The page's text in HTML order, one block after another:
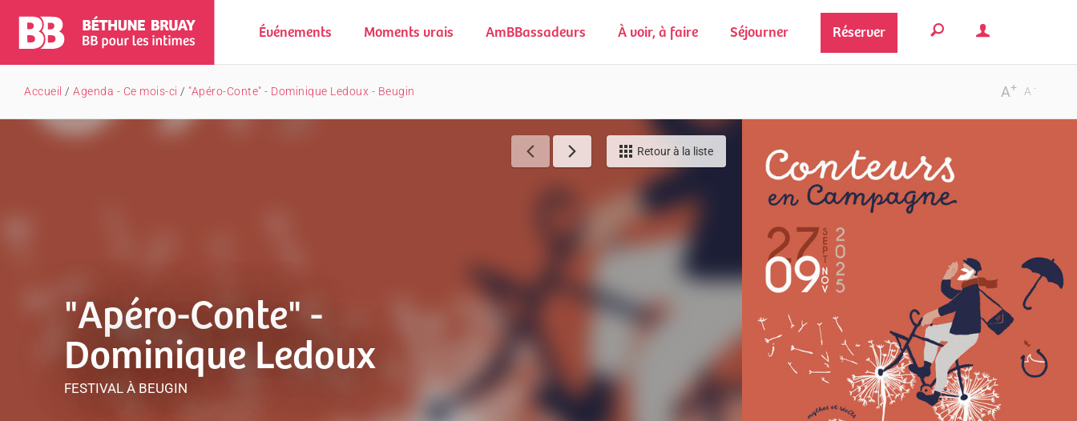
Événements Moments vrais AmBBassadeurs À voir, à faire Séjourner Réserver
-
A
+
A
Accueil / Agenda - Ce mois-ci / "Apéro-Conte" - Dominique Ledoux - Beugin
Retour à la liste
"Apéro-Conte" -
Dominique Ledoux
FESTIVAL À BEUGIN